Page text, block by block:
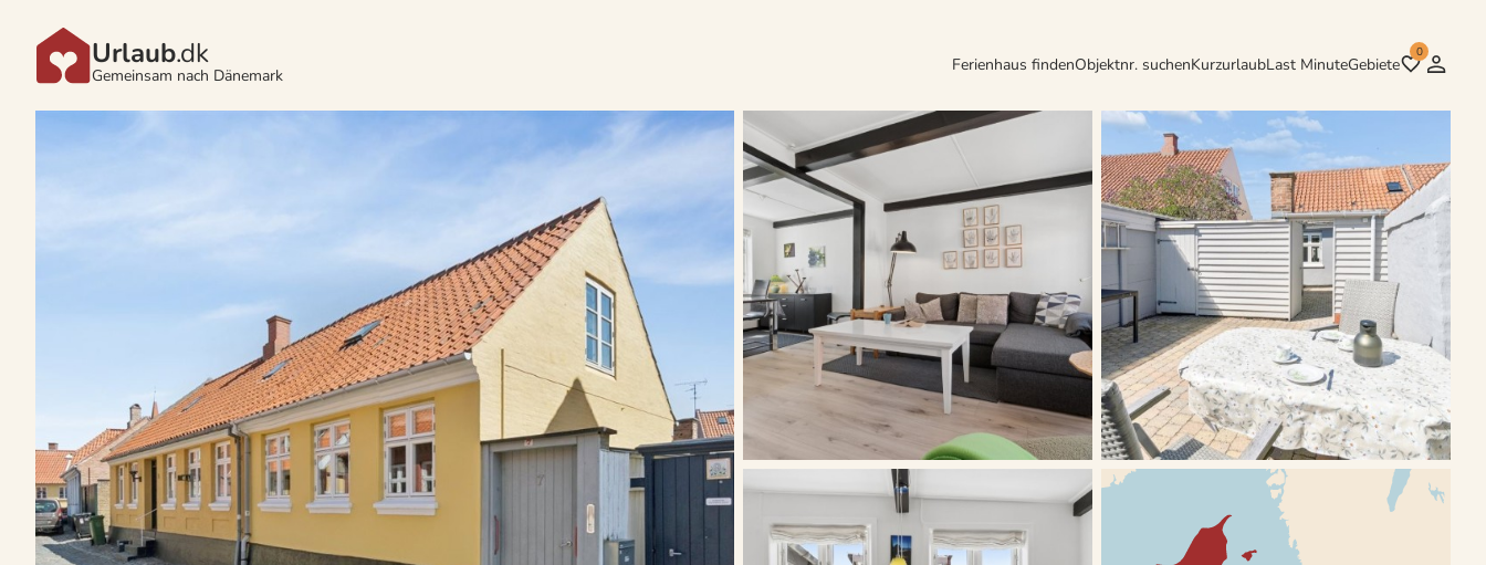
Urlaub.dk
Gemeinsam nach Dänemark
Ferienhaus findenObjektnr. suchenKurzurlaubLast MinuteGebiete
0